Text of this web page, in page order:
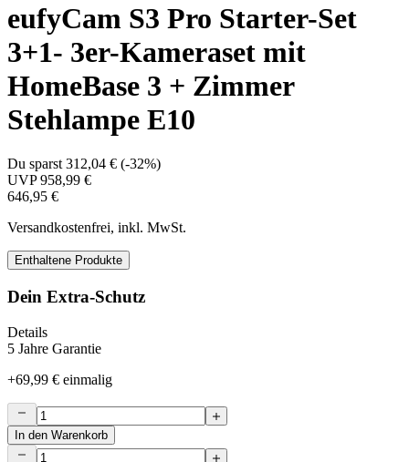
eufyCam S3 Pro Starter-Set
3+1- 3er-Kameraset mit
HomeBase 3 + Zimmer
Stehlampe E10
Du sparst 312,04 € (-32%)
UVP958,99 €
646,95 €
Versandkostenfrei, inkl. MwSt.
Enthaltene Produkte
Dein Extra-Schutz
Details
5 Jahre Garantie
+69,99 € einmalig
In den Warenkorb